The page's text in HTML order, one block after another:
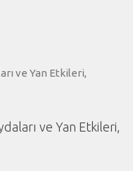
ve Yan Etkileri,